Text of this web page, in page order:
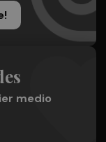
medio